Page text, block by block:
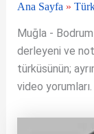
Ana Sayfa »
Muğla -
derleyeni ve
türküsünün;
video yorumları.